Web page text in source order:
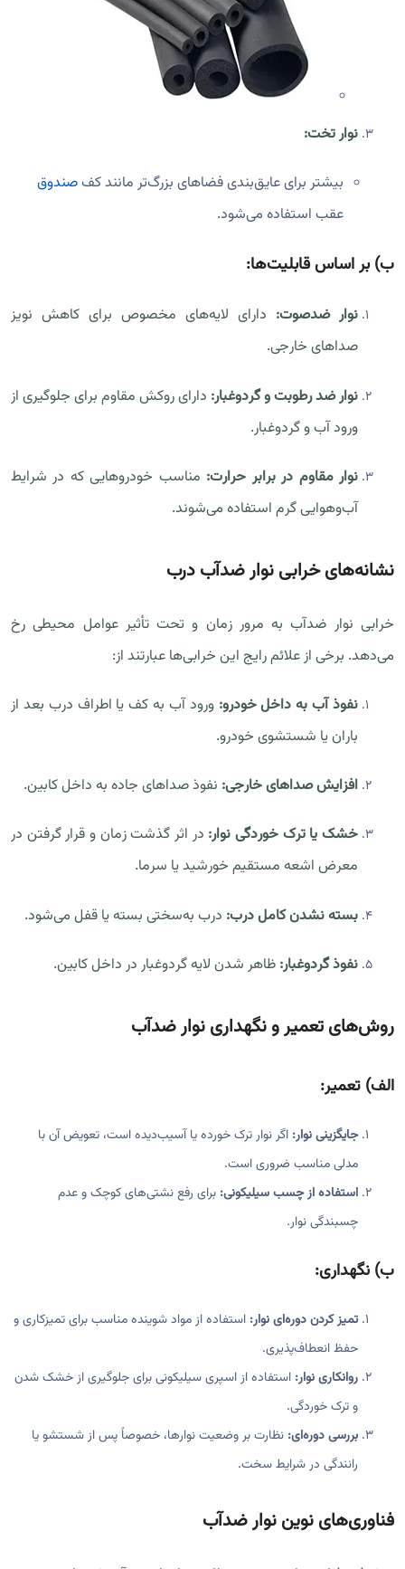
نوار تخت:
بیشتر برای عایق‌بندی فضاهای بزرگ‌تر مانند کفصندوق
عقب استفاده می‌شود.
ب)بر اساس قابلیت‌ها:
نوار ضدصوت: دارای لایه‌های مخصوص برای کاهش نویز
صداهای خارجی.
نوار ضد رطوبت و گردوغبار: دارای روکش مقاوم برای جلوگیری از
ورود آب و گردوغبار.
نوار مقاوم در برابر حرارت: مناسب خودروهایی که در شرایط
آب‌وهوایی گرم استفاده می‌شوند.
نشانه‌های خرابی نوار ضدآب درب
خرابی نوار ضدآب به مرور زمان و تحت تأثیر عوامل محیطی رخ
می‌دهد. برخی از علائم رایج این خرابی‌ها عبارتند از:
نفوذ آب به داخل خودرو: ورود آب به کف یا اطراف درب بعد از
باران یا شستشوی خودرو.
افزایش صداهای خارجی: نفوذ صداهای جاده به داخل کابین.
خشک یا ترک خوردگی نوار: در اثر گذشت زمان و قرار گرفتن در
معرض اشعه مستقیم خورشید یا سرما.
بسته نشدن کامل درب: درب به‌سختی بسته یا قفل می‌شود.
نفوذ گردوغبار: ظاهر شدن لایه گردوغبار در داخل کابین.
روش‌های تعمیر و نگهداری نوار ضدآب
الف) تعمیر:
جایگزینی نوار: اگر نوار ترک خورده یا آسیب‌دیده است، تعویض آن با
مدلی مناسب ضروری است.
استفاده از چسب سیلیکونی: برای رفع نشتی‌های کوچک و عدم
چسبندگی نوار.
ب) نگهداری:
تمیز کردن دوره‌ای نوار: استفاده از مواد شوینده مناسب برای تمیزکاری و
حفظ انعطاف‌پذیری.
روانکاری نوار: استفاده از اسپری سیلیکونی برای جلوگیری از خشک شدن
و ترک خوردگی.
بررسی دوره‌ای: نظارت بر وضعیت نوارها، خصوصاً پس از شستشو یا
رانندگی در شرایط سخت.
فناوری‌های نوین نوار ضدآب